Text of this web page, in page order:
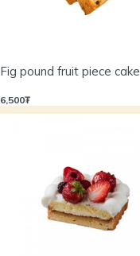
Fig pound fruit piece cake
6,500₮